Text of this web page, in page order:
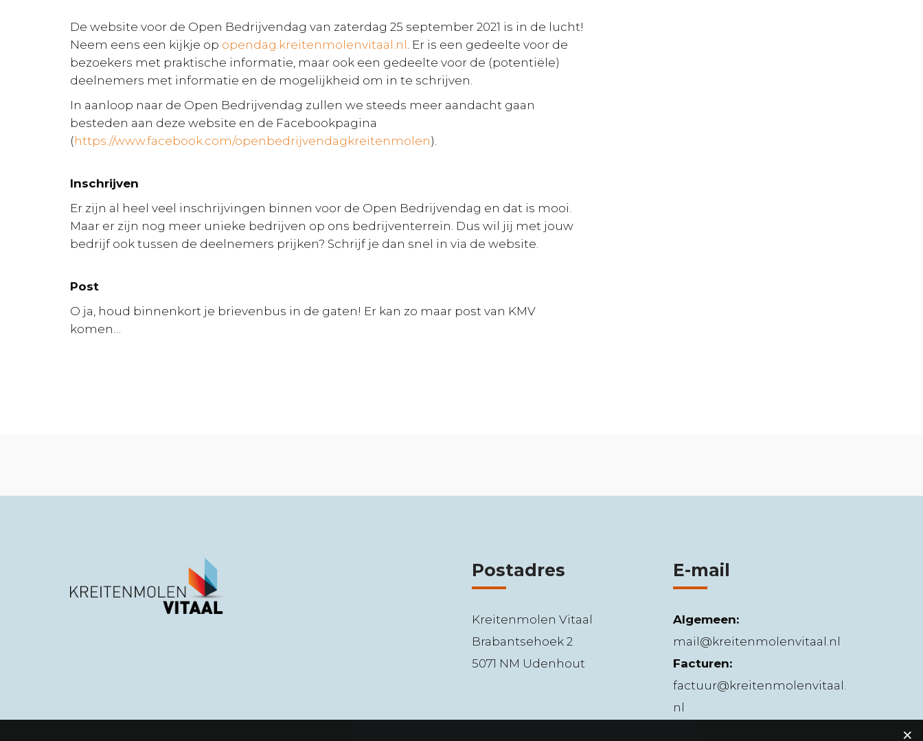
De website voor de Open Bedrijvendag van zaterdag 25 september 2021 is in de lucht!
Neem eens een kijkje op opendag.kreitenmolenvitaal.nl . Er is een gedeelte voor de
bezoekers met praktische informatie, maar ook een gedeelte voor de (potentiële)
deelnemers met informatie en de mogelijkheid om in te schrijven.
In aanloop naar de Open Bedrijvendag zullen we steeds meer aandacht gaan
besteden aan deze website en de Facebookpagina
(https://www.facebook.com/openbedrijvendagkreitenmolen).
Inschrijven
Er zijn al heel veel inschrijvingen binnen voor de Open Bedrijvendag en dat is mooi.
Maar er zijn nog meer unieke bedrijven op ons bedrijventerrein. Dus wil jij met jouw
bedrijf ook tussen de deelnemers prijken? Schrijf je dan snel in via de website.
Post
O ja, houd binnenkort je brievenbus in de gaten! Er kan zo maar post van KMV
komen…
Postadres
Kreitenmolen Vitaal
Brabantsehoek 2
5071 NM Udenhout
E-mail
Algemeen:
mail@kreitenmolenvitaal.nl
Facturen:
factuur@kreitenmolenvitaal.
nl